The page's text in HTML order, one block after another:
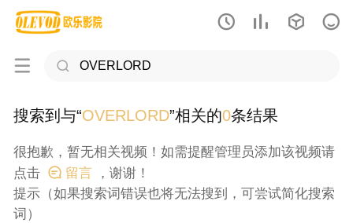
   
 
搜索到与“OVERLORD”相关的0条结果
很抱歉，暂无相关视频！如需提醒管理员添加该视频请
点击 留言，谢谢！
提示（如果搜索词错误也将无法搜到，可尝试简化搜索
词）